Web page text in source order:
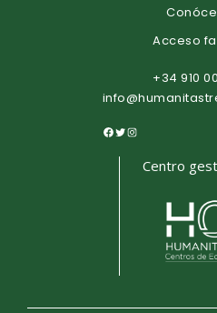
Acceso
+34 910
Centro